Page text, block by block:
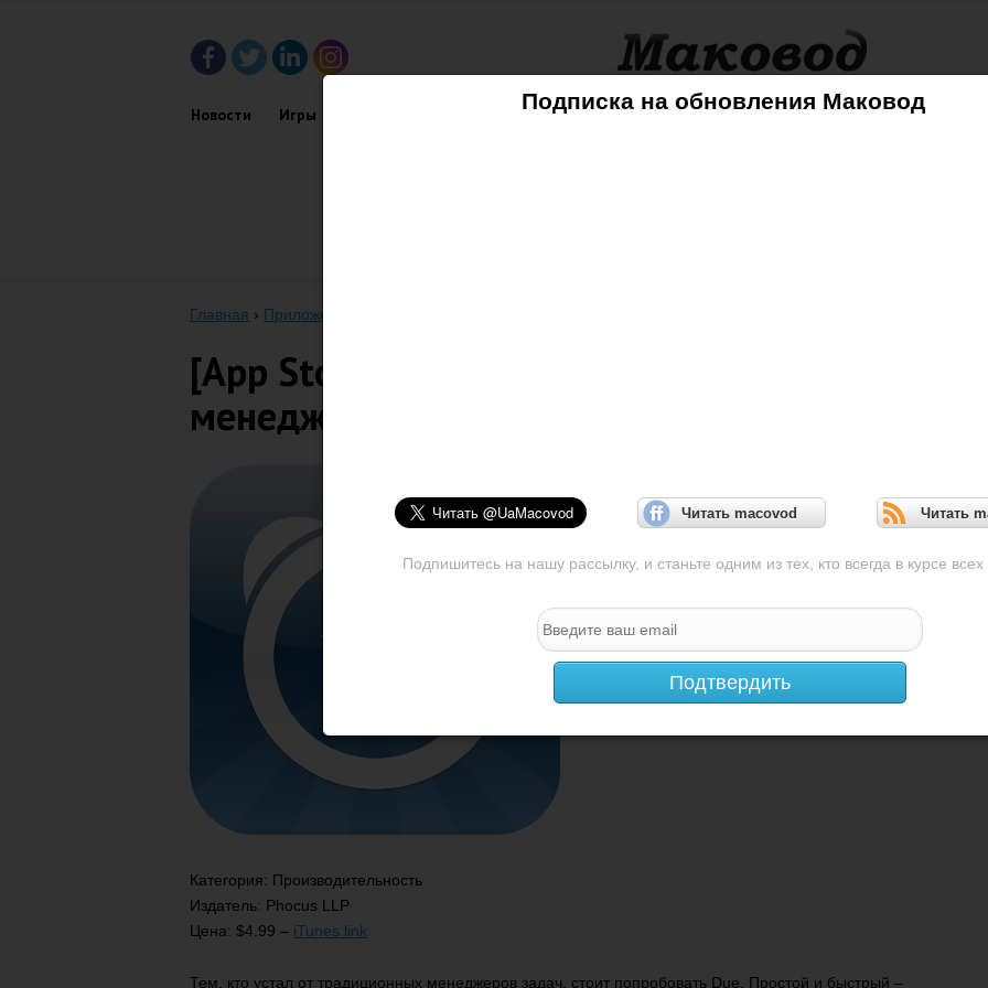
Подписка на обновления Маковод
Читать macovod Читать
Подпишитесь на нашу рассылку, и станьте одним из тех, кто всегда в курсе всех
Подтвердить
Новости Игры Советы Mac iPhone iPad iPod AppleTV
Главная › Приложения
[App Store] Due – самый простой
менеджер задач и «напоминалка»
Категория: Производительность
Издатель: Phocus LLP
Цена: $4.99 – iTunes link
Тем, кто устал от традиционных менеджеров задач, стоит попробовать Due. Простой и быстрый –